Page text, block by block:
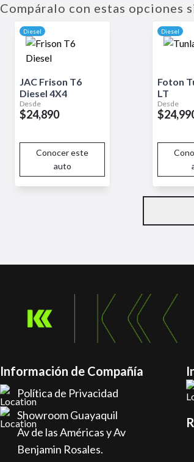
Compáralo con estas opciones
Diesel
JAC Frison T6
Diesel 4X4
Desde
$24,890
Conocer este
auto
Diesel
Foton
LT
Desde
Información de Compañía
Política de Privacidad
Showroom Guayaquil
Av de las Américas y Av
Benjamin Rosales.